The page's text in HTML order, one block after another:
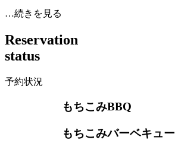
…続きを見る
Reservation
status
予約状況
もちこみBBQ
もちこみバーベキュー